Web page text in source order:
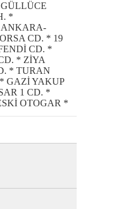
*
CD. * 19
CD. *
* ZİYA
* TURAN
GAZİ YAKUP
1 CD. *
OTOGAR *